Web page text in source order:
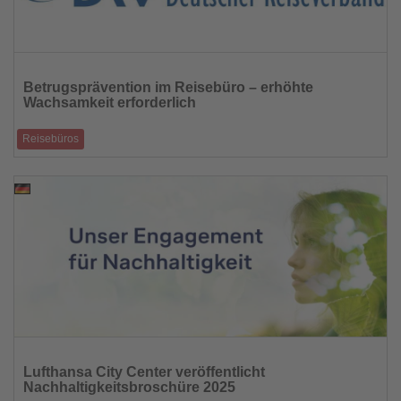
die
Nachrichten
Betrugsprävention im Reisebüro – erhöhte
Wachsamkeit erforderlich
Reisebüros
die
Nachrichten
Lufthansa City Center veröffentlicht
Nachhaltigkeitsbroschüre 2025